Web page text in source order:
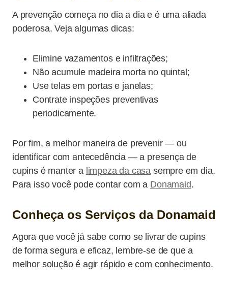
A prevenção começa no dia a dia e é uma aliada
poderosa. Veja algumas dicas:
Elimine vazamentos e infiltrações;
Não acumule madeira morta no quintal;
Use telas em portas e janelas;
Contrate inspeções preventivas
periodicamente.
Por fim, a melhor maneira de prevenir — ou
identificar com antecedência — a presença de
cupins é manter a limpeza da casa sempre em dia.
Para isso você pode contar com a Donamaid.
Conheça os Serviços da Donamaid
Agora que você já sabe como se livrar de cupins
de forma segura e eficaz, lembre-se de que a
melhor solução é agir rápido e com conhecimento.